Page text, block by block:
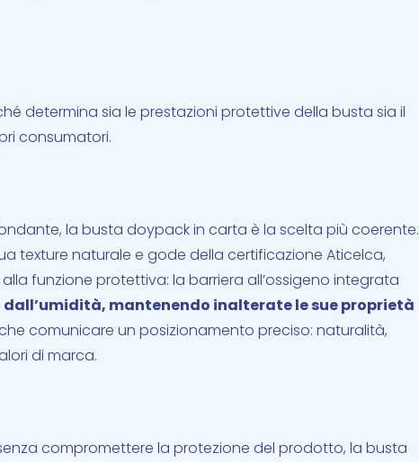
determina sia le prestazioni protettive della busta sia il
consumatori.
la busta doypack in carta è la scelta più coerente.
texture naturale e gode della certificazione Aticelca,
funzione protettiva: la barriera all’ossigeno integrata
mantenendo inalterate le sue proprietà
comunicare un posizionamento preciso: naturalità,
di marca.
compromettere la protezione del prodotto, la busta